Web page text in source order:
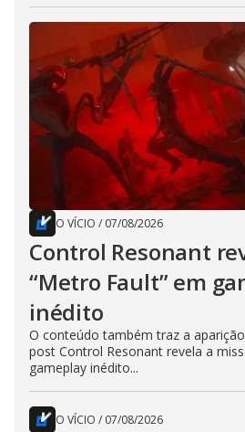
O VÍCIO / 07/08/2026
Control Resonant
“Metro Fault” em
inédito
O conteúdo também traz a aparição
post Control Resonant revela a
gameplay inédito...
O VÍCIO / 07/08/2026